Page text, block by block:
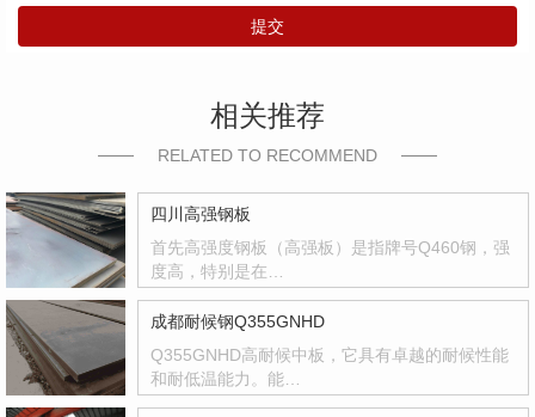
提交
相关推荐
RELATED TO RECOMMEND
四川高强钢板
首先高强度钢板（高强板）是指牌号Q460钢，强
度高，特别是在…
成都耐候钢Q355GNHD
Q355GNHD高耐候中板，它具有卓越的耐候性能
和耐低温能力。能…